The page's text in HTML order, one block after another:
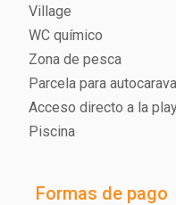
Village
WC químico
Zona de pesca
Parcela para
Acceso directo a la
Piscina
Formas de pago